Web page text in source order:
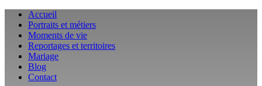
Aller
contenu
Accueil
Portraits et métiers
Moments de vie
Reportages et territoires
Mariage
Blog
Contact